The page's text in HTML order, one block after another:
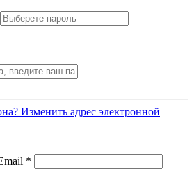
Изменить адрес электронной
*